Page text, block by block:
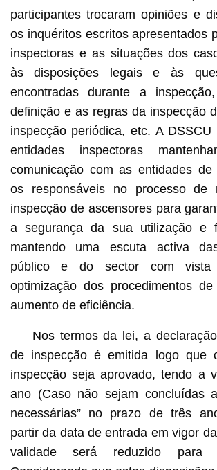
participantes trocaram opiniões e
os inquéritos escritos apresentados
inspectoras e as situações dos
às disposições legais e às
encontradas durante a
definição e as regras da inspecção
inspecção periódica, etc. A
entidades inspectoras
comunicação com as entidades de
os responsáveis no processo de
inspecção de ascensores para
a segurança da sua utilização e
mantendo uma escuta activa
público e do sector com
optimização dos procedimentos
aumento de eficiência.
Nos termos da lei, a
de inspecção é emitida logo que
inspecção seja aprovado, tendo a
ano (Caso não sejam concluídas
necessárias” no prazo de três
partir da data de entrada em vigor
validade será reduzido para